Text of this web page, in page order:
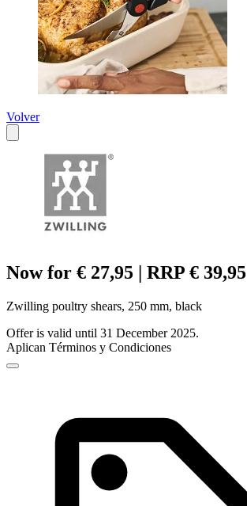
Volver
Now for € 27,95 | RRP € 39,95
Zwilling poultry shears, 250 mm, black
Offer is valid until 31 December 2025.
Aplican Términos y Condiciones